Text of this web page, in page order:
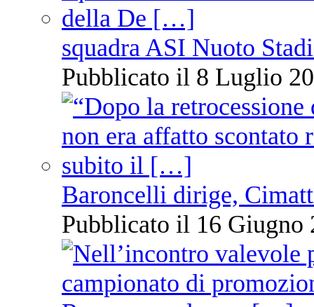
squadra ASI Nuoto
Pubblicato il 8 Luglio
Baroncelli dirige,
Pubblicato il 16 Giugno